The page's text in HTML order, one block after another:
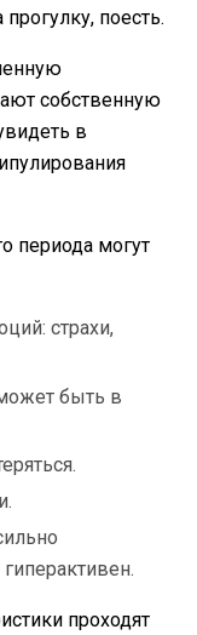
поесть.
собственную
в
периода могут
страхи,
быть в
проходят